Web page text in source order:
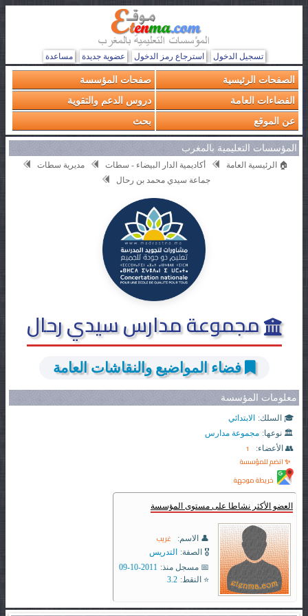
تسجيل الدخول استرجاع رمز الدخول عضوية جديدة مساعدة
الصفحات الرئيسية
صفحات المؤسسة
الفضاءات العامة
دروس الدعم والتقوية
عن الموقع
بحث
المؤسسات التعليمية بالمغرب
🏠 الرئيسية العامة أكاديمية الدار البيضاء - سطات
مديرية سطات
جماعة سيدي محمد بن رحال
مجموعة مدارس سيدي رحال
فضاء المواضيع والنقاشات العامة
معلومات المؤسسة
🎓 السلك: الابتدائي
🏛️ نوعها: مجموعة مدارس
👥 الأعضاء:
1
✨ انضم للمؤسسة
خريطة موجهة
العضو الأكثر نشاطا على مستوى المؤسسة
👤 الاسم: غريب
🎖️ الصفة: التدريس
📅 مسجل منذ: 2011-10-09
⭐ النقط: 3.2